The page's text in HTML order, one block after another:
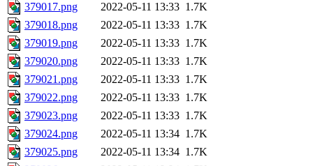
379017.png
2022-05-11 13:33 1.7K
379018.png
2022-05-11 13:33 1.7K
379019.png
2022-05-11 13:33 1.7K
379020.png
2022-05-11 13:33 1.7K
379021.png
2022-05-11 13:33 1.7K
379022.png
2022-05-11 13:33 1.7K
379023.png
2022-05-11 13:33 1.7K
379024.png
2022-05-11 13:34 1.7K
379025.png
2022-05-11 13:34 1.7K